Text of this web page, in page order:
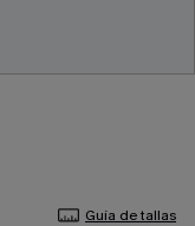
Guía de tallas